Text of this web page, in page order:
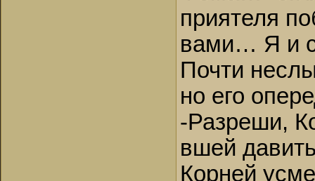
приятеля
вами… Я и
Почти
но его
-Разреши,
вшей
Корней